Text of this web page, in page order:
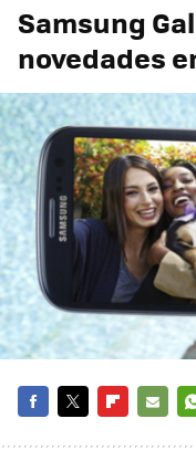
Samsung
novedades